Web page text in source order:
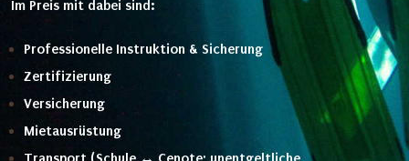
Im Preis mit dabei sind:
Professionelle Instruktion & Sicherung
Zertifizierung
Versicherung
Mietausrüstung